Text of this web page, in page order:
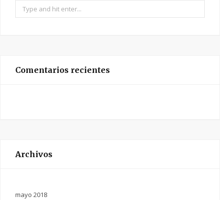
Search
for:
Comentarios recientes
Archivos
mayo 2018